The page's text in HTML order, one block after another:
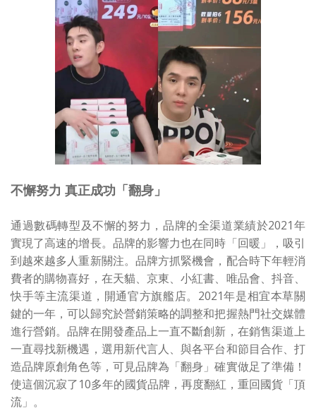
不懈努力 真正成功「翻身」
通過數碼轉型及不懈的努力，品牌的全渠道業績於2021年
實現了高速的增長。品牌的影響力也在同時「回暖」，吸引
到越來越多人重新關注。品牌方抓緊機會，配合時下年輕消
費者的購物喜好，在天貓、京東、小紅書、唯品會、抖音、
快手等主流渠道，開通官方旗艦店。2021年是相宜本草關
鍵的一年，可以歸究於營銷策略的調整和把握熱門社交媒體
進行營銷。品牌在開發產品上一直不斷創新，在銷售渠道上
一直尋找新機遇，選用新代言人、與各平台和節目合作、打
造品牌原創角色等，可見品牌為「翻身」確實做足了準備！
使這個沉寂了10多年的國貨品牌，再度翻紅，重回國貨「頂
流」。